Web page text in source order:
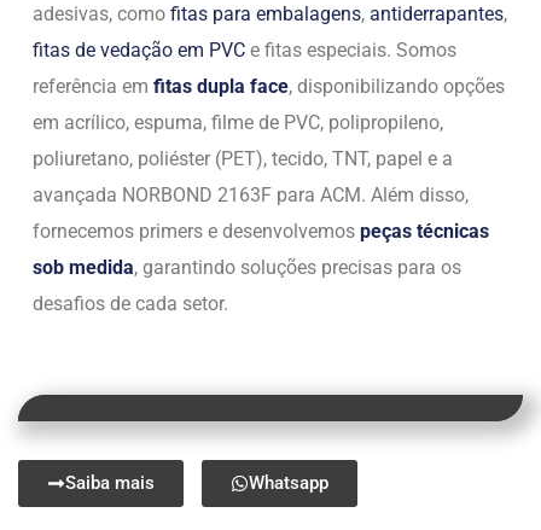
adesivas, como fitas para embalagens, antiderrapantes,
fitas de vedação em PVC e fitas especiais. Somos
referência em fitas dupla face, disponibilizando opções
em acrílico, espuma, filme de PVC, polipropileno,
poliuretano, poliéster (PET), tecido, TNT, papel e a
avançada NORBOND 2163F para ACM. Além disso,
fornecemos primers e desenvolvemos peças técnicas
sob medida, garantindo soluções precisas para os
desafios de cada setor.
Saiba mais Whatsapp